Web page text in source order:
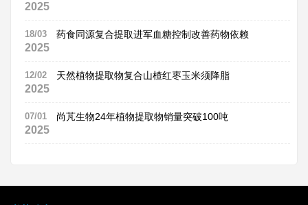
2025
18/03
2025
药食同源复合提取进军血糖控制改善药物依赖
12/02
2025
天然植物提取物复合山楂红枣玉米须降脂
07/01
2025
尚芃生物24年植物提取物销量突破100吨